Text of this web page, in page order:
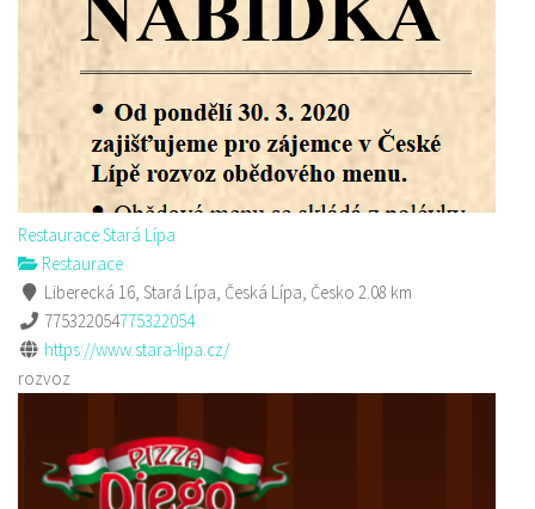
Restaurace Stará Lípa
Restaurace
Liberecká 16, Stará Lípa, Česká Lípa, Česko 2.08 km
775322054775322054
https://www.stara-lipa.cz/
rozvoz